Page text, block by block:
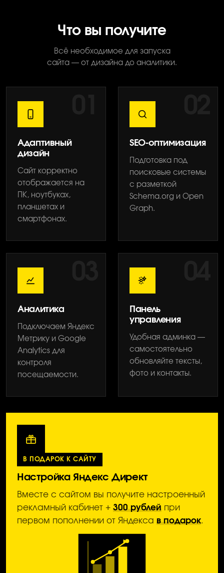
Что вы получите
Всё необходимое для запуска
сайта — от дизайна до аналитики.
Адаптивный
дизайн
Сайт корректно
отображается на
ПК, ноутбуках,
планшетах и
смартфонах.
SEO-оптимизация
Подготовка под
поисковые системы
с разметкой
Schema.org и Open
Graph.
Аналитика
Подключаем Яндекс
Метрику и Google
Analytics для
контроля
посещаемости.
04
Панель
управления
Удобная админка —
самостоятельно
обновляйте тексты,
фото и контакты.
В ПОДАРОК К САЙТУ
Настройка Яндекс Директ
Вместе с сайтом вы получите настроенный
рекламный кабинет + 300 рублей при
первом пополнении от Яндекса в подарок.